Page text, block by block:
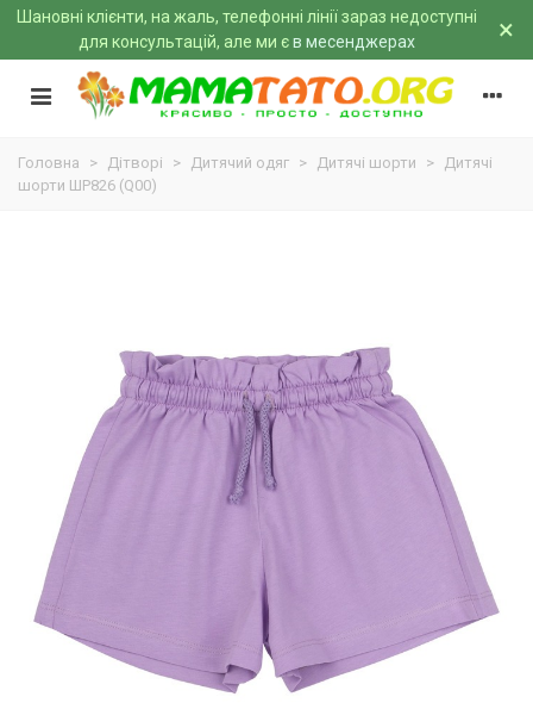
Шановні клієнти, на жаль, телефонні лінії зараз недоступні
для консультацій, але ми єв месенджерах ×
Головна > Дітворі > Дитячий одяг > Дитячі шорти > Дитячі
шорти ШР826 (Q00)